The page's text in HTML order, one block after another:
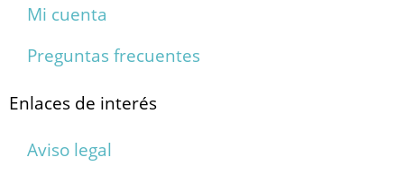
Mi cuenta
Preguntas frecuentes
Enlaces de interés
Aviso legal